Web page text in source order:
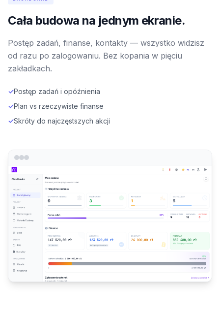
Cała budowa na jednym ekranie.
Postęp zadań, finanse, kontakty — wszystko widzisz
od razu po zalogowaniu. Bez kopania w pięciu
zakładkach.
✓Postęp zadań i opóźnienia
✓Plan vs rzeczywiste finanse
✓Skróty do najczęstszych akcji